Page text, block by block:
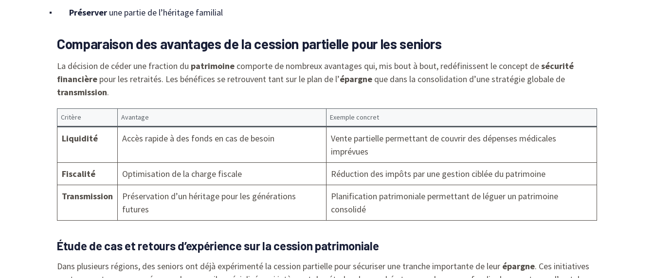
Préserver une partie de l’héritage familial
Comparaison des avantages de la cession partielle pour les seniors
La décision de céder une fraction du patrimoine comporte de nombreux avantages qui, mis bout à bout, redéfinissent le concept desécurité
financière pour les retraités. Les bénéfices se retrouvent tant sur le plan de l’épargne que dans la consolidation d’une stratégie globale de
transmission.
Critère Avantage Exemple concret
Liquidité Accès rapide à des fonds en cas de besoin
Vente partielle permettant de couvrir des dépenses médicales
imprévues
Fiscalité
Optimisation de la charge fiscale
Réduction des impôts par une gestion ciblée du patrimoine
Transmission
Préservation d’un héritage pour les générations
futures
Planification patrimoniale permettant de léguer un patrimoine
consolidé
Étude de cas et retours d’expérience sur la cession patrimoniale
Dans plusieurs régions, des seniors ont déjà expérimenté la cession partielle pour sécuriser une tranche importante de leur épargne. Ces initiatives